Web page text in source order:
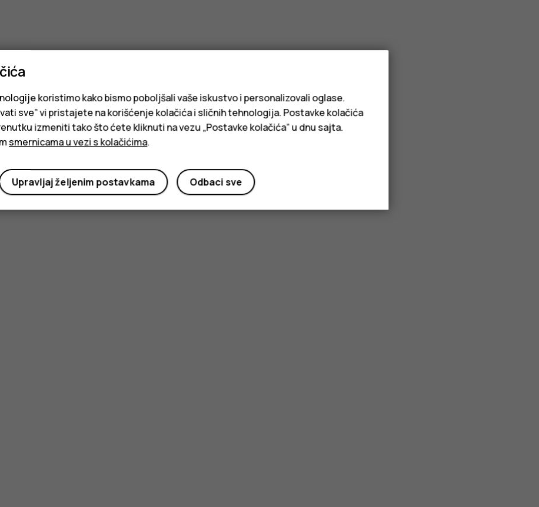
koristimo kako bismo poboljšali vaše iskustvo i personalizovali oglase.
sve” vi pristajete na korišćenje kolačića i sličnih tehnologija. Postavke kolačića
izmeniti tako što ćete kliknuti na vezu „Postavke kolačića” u dnu sajta.
smernicama u vezi s kolačićima.
Odbaci sve
Upravljaj željenim postavkama